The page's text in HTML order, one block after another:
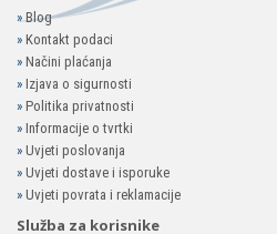
»Blog
» Kontakt podaci
» Načini plaćanja
» Izjava o sigurnosti
» Politika privatnosti
» Informacije o tvrtki
» Uvjeti poslovanja
» Uvjeti dostave i isporuke
» Uvjeti povrata i reklamacije
Služba za korisnike